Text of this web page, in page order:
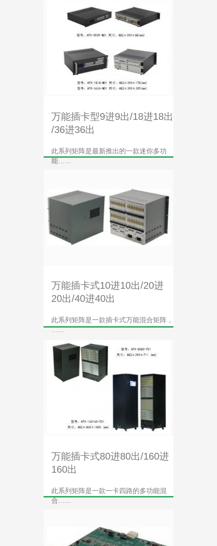
万能插卡型9进9出/18进18出
/36进36出
此系列矩阵是最新推出的一款迷你多功
能…...
万能插卡式10进10出/20进
20出/40进40出
此系列矩阵是一款插卡式万能混合矩阵，
…...
万能插卡式80进80出/160进
160出
此系列矩阵是一款一卡四路的多功能混
合…...